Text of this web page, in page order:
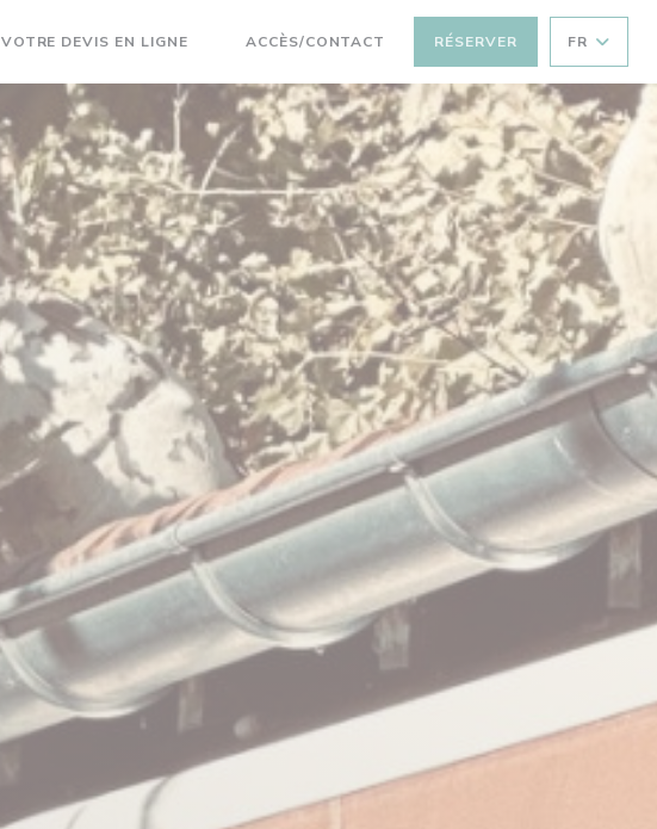
VOTRE DEVIS EN LIGNE((OUVRE UNE NOUVELLE FENÊTRE))
ACCÈS/CONTACT RÉSERVER FR